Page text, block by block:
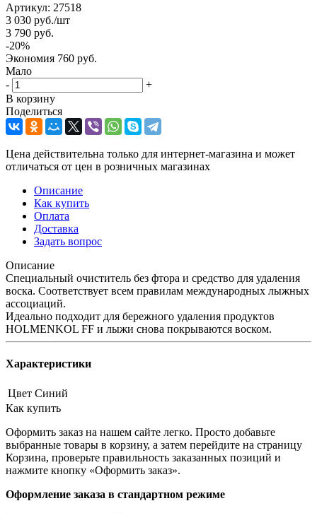
Артикул: 27518
3 030 руб./шт
3 790 руб.
-20%
Экономия 760 руб.
Мало
-
+
В корзину
Поделиться
Цена действительна только для интернет-магазина и может
отличаться от цен в розничных магазинах
Описание
Как купить
Оплата
Доставка
Задать вопрос
Описание
Специальный очиститель без фтора и средство для удаления
воска. Соответствует всем правилам международных лыжных
ассоциаций.
Идеально подходит для бережного удаления продуктов
HOLMENKOL FF и лыжи снова покрываются воском.
Характеристики
Цвет Синий
Как купить
Оформить заказ на нашем сайте легко. Просто добавьте
выбранные товары в корзину, а затем перейдите на страницу
Корзина, проверьте правильность заказанных позиций и
нажмите кнопку «Оформить заказ».
Оформление заказа в стандартном режиме